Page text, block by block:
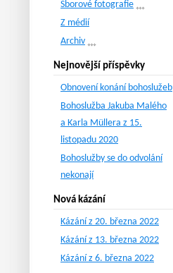
Sborové fotografie
Z médií
Archiv
Nejnovější příspěvky
Obnovení konání bohoslužeb
Bohoslužba Jakuba Malého
a Karla Müllera z 15.
listopadu 2020
Bohoslužby se do odvolání
nekonají
Nová kázání
Kázání z 20. března 2022
Kázání z 13. března 2022
Kázání z 6. března 2022